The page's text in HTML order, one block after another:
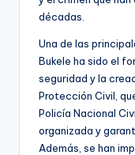
décadas.
Una de las
Bukele ha sido el
seguridad y la
Protección Civil,
Policía Nacional
organizada y
Además, se han